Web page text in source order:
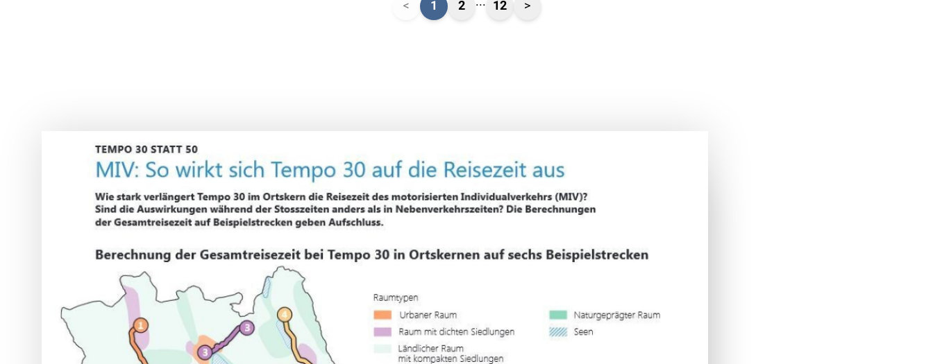
< 1 2 12 >
Tempo 30 - die
Fakten sprechen
dafür
Tempo 30 wirkt: Der Strassenlärm sinkt, die
Lebensqualität steigt, es gibt weniger und weniger